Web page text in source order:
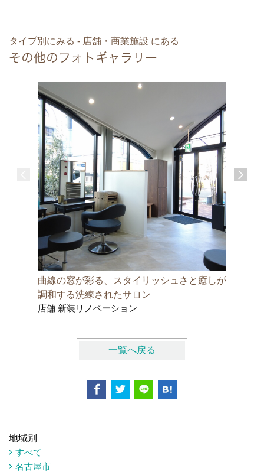
タイプ別にみる - 店舗・商業施設 にある
その他のフォトギャラリー
曲線の窓が彩る、スタイリッシュさと癒しが
調和する洗練されたサロン
店舗 新装リノベーション
一覧へ戻る
地域別
すべて
名古屋市